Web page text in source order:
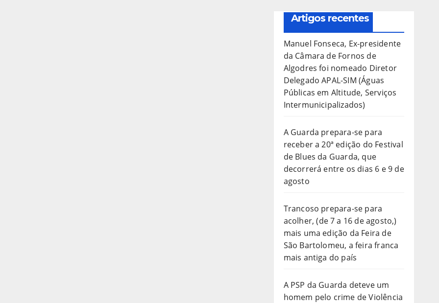
Artigos recentes
Manuel Fonseca, Ex-presidente
da Câmara de Fornos de
Algodres foi nomeado Diretor
Delegado APAL-SIM (Águas
Públicas em Altitude, Serviços
Intermunicipalizados)
A Guarda prepara-se para
receber a 20ª edição do Festival
de Blues da Guarda, que
decorrerá entre os dias 6 e 9 de
agosto
Trancoso prepara-se para
acolher, (de 7 a 16 de agosto,)
mais uma edição da Feira de
São Bartolomeu, a feira franca
mais antiga do país
A PSP da Guarda deteve um
homem pelo crime de Violência